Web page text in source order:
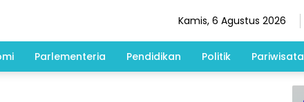
Kamis, 6 Agustus 2026
Parlementeria Pendidikan Politik Pariwisata